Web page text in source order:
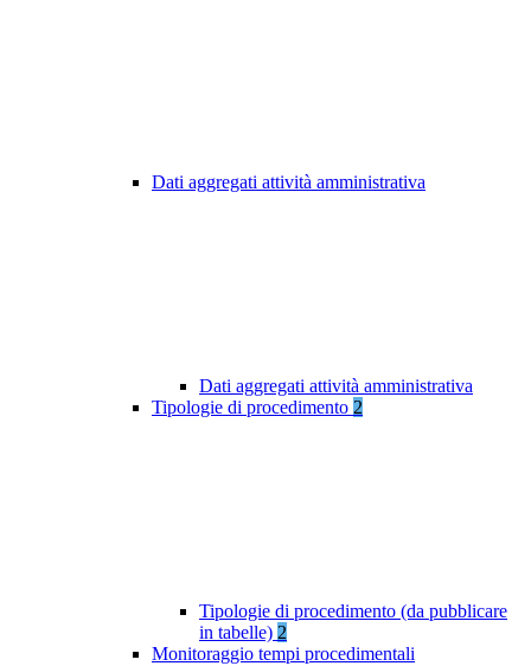
Dati aggregati attività amministrativa
Dati aggregati attività amministrativa
Tipologie di procedimento 2
Tipologie di procedimento (da pubblicare
in tabelle) 2
Monitoraggio tempi procedimentali